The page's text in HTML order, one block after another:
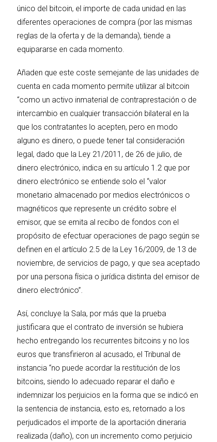
único del bitcoin, el importe de cada unidad en las
diferentes operaciones de compra (por las mismas
reglas de la oferta y de la demanda), tiende a
equipararse en cada momento.
Añaden que este coste semejante de las unidades de
cuenta en cada momento permite utilizar al bitcoin
“como un activo inmaterial de contraprestación o de
intercambio en cualquier transacción bilateral en la
que los contratantes lo acepten, pero en modo
alguno es dinero, o puede tener tal consideración
legal, dado que la Ley 21/2011, de 26 de julio, de
dinero electrónico, indica en su artículo 1.2 que por
dinero electrónico se entiende solo el “valor
monetario almacenado por medios electrónicos o
magnéticos que represente un crédito sobre el
emisor, que se emita al recibo de fondos con el
propósito de efectuar operaciones de pago según se
definen en el artículo 2.5 de la Ley 16/2009, de 13 de
noviembre, de servicios de pago, y que sea aceptado
por una persona física o jurídica distinta del emisor de
dinero electrónico”.
Así, concluye la Sala, por más que la prueba
justificara que el contrato de inversión se hubiera
hecho entregando los recurrentes bitcoins y no los
euros que transfirieron al acusado, el Tribunal de
instancia “no puede acordar la restitución de los
bitcoins, siendo lo adecuado reparar el daño e
indemnizar los perjuicios en la forma que se indicó en
la sentencia de instancia, esto es, retornado a los
perjudicados el importe de la aportación dineraria
realizada (daño), con un incremento como perjuicio